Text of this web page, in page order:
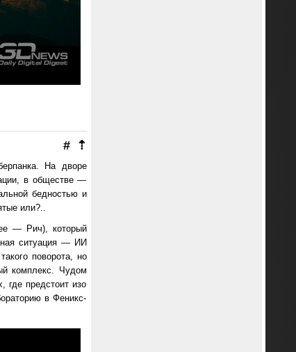
⇡
#
На дворе
в обществе —
бедностью и
или?..
— Рич), который
ситуация — ИИ
поворота, но
комплекс. Чудом
где предстоит изо
в Феникс-